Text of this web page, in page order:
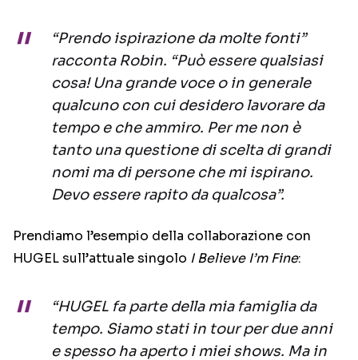
“Prendo ispirazione da molte fonti”
racconta Robin. “Può essere qualsiasi
cosa! Una grande voce o in generale
qualcuno con cui desidero lavorare da
tempo e che ammiro. Per me non è
tanto una questione di scelta di grandi
nomi ma di persone che mi ispirano.
Devo essere rapito da qualcosa”.
Prendiamo l’esempio della collaborazione con
HUGEL sull’attuale singolo I Believe I’m Fine:
“HUGEL fa parte della mia famiglia da
tempo. Siamo stati in tour per due anni
e spesso ha aperto i miei shows. Ma in